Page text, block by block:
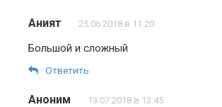
Аният 25.06.2018 в 11:20
Большой и сложный
Ответить
Аноним 13.07.2018 в 13:45